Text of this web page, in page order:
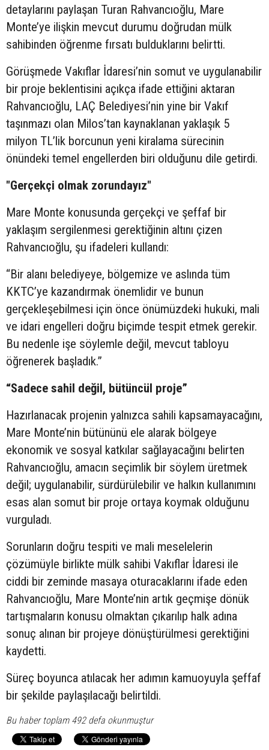
detaylarını paylaşan Turan Rahvancıoğlu, Mare
Monte’ye ilişkin mevcut durumu doğrudan mülk
sahibinden öğrenme fırsatı bulduklarını belirtti.
Görüşmede Vakıflar İdaresi’nin somut ve uygulanabilir
bir proje beklentisini açıkça ifade ettiğini aktaran
Rahvancıoğlu, LAÇ Belediyesi’nin yine bir Vakıf
taşınmazı olan Milos’tan kaynaklanan yaklaşık 5
milyon TL’lik borcunun yeni kiralama sürecinin
önündeki temel engellerden biri olduğunu dile getirdi.
"Gerçekçi olmak zorundayız"
Mare Monte konusunda gerçekçi ve şeffaf bir
yaklaşım sergilenmesi gerektiğinin altını çizen
Rahvancıoğlu, şu ifadeleri kullandı:
“Bir alanı belediyeye, bölgemize ve aslında tüm
KKTC’ye kazandırmak önemlidir ve bunun
gerçekleşebilmesi için önce önümüzdeki hukuki, mali
ve idari engelleri doğru biçimde tespit etmek gerekir.
Bu nedenle işe söylemle değil, mevcut tabloyu
öğrenerek başladık.”
“Sadece sahil değil, bütüncül proje”
Hazırlanacak projenin yalnızca sahili kapsamayacağını,
Mare Monte’nin bütününü ele alarak bölgeye
ekonomik ve sosyal katkılar sağlayacağını belirten
Rahvancıoğlu, amacın seçimlik bir söylem üretmek
değil; uygulanabilir, sürdürülebilir ve halkın kullanımını
esas alan somut bir proje ortaya koymak olduğunu
vurguladı.
Sorunların doğru tespiti ve mali meselelerin
çözümüyle birlikte mülk sahibi Vakıflar İdaresi ile
ciddi bir zeminde masaya oturacaklarını ifade eden
Rahvancıoğlu, Mare Monte’nin artık geçmişe dönük
tartışmaların konusu olmaktan çıkarılıp halk adına
sonuç alınan bir projeye dönüştürülmesi gerektiğini
kaydetti.
Süreç boyunca atılacak her adımın kamuoyuyla şeffaf
bir şekilde paylaşılacağı belirtildi.
Bu haber toplam 492 defa okunmuştur